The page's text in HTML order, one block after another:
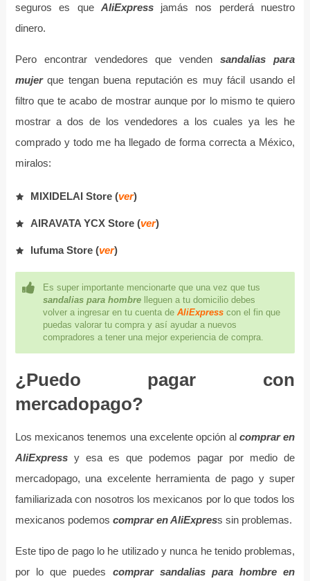
seguros es que AliExpressjamás nos perderá nuestro
dinero.
Pero encontrar vendedores que venden sandalias para
mujerque tengan buena reputación es muy fácil usando el
filtro que te acabo de mostrar aunque por lo mismo te quiero
mostrar a dos de los vendedores a los cuales ya les he
comprado y todo me ha llegado de forma correcta a México,
miralos:
MIXIDELAI Store (ver)
AIRAVATA YCX Store (ver)
lufuma Store (ver)
Es super importante mencionarte que una vez que tus
sandalias para hombrelleguen a tu domicilio debes
volver a ingresar en tu cuenta de AliExpresscon el fin que
puedas valorar tu compra y así ayudar a nuevos
compradores a tener una mejor experiencia de compra.
¿Puedo pagar con
mercadopago?
Los mexicanos tenemos una excelente opción al comprar en
AliExpressy esa es que podemos pagar por medio de
mercadopago, una excelente herramienta de pago y super
familiarizada con nosotros los mexicanos por lo que todos los
mexicanos podemos comprar en AliExpress sin problemas.
Este tipo de pago lo he utilizado y nunca he tenido problemas,
por lo que puedes comprar sandalias para hombre en